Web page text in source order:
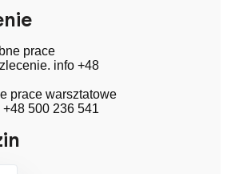
prace warsztatowe
500 236 541